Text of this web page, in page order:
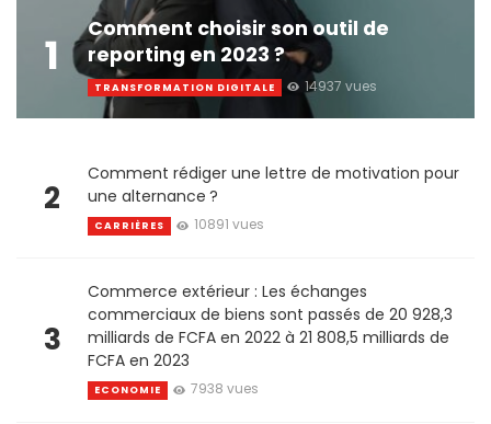
1
Comment choisir son outil de
reporting en 2023 ?
TRANSFORMATION DIGITALE 14937 vues
2
Comment rédiger une lettre de motivation pour
une alternance ?
CARRIÈRES 10891 vues
3
Commerce extérieur : Les échanges
commerciaux de biens sont passés de 20 928,3
milliards de FCFA en 2022 à 21 808,5 milliards de
FCFA en 2023
ECONOMIE 7938 vues